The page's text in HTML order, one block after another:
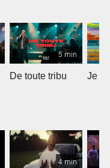
5 min
De toute tribu Je
4 min